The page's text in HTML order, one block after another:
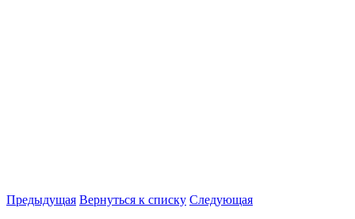
Предыдущая Вернуться к списку Следующая